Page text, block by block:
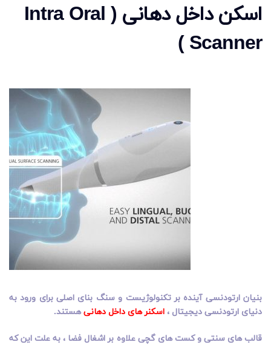
اسکن داخل دهانی ( Intra Oral
Scanner )
بنیان ارتودنسی آینده بر تکنولوژیست و سنگ بنای اصلی برای ورود به
دنیای ارتودنسی دیجیتال ، اسکنر های داخل دهانیهستند.
قالب های سنتی و کست های گچی علاوه بر اشغال فضا ، به علت این که